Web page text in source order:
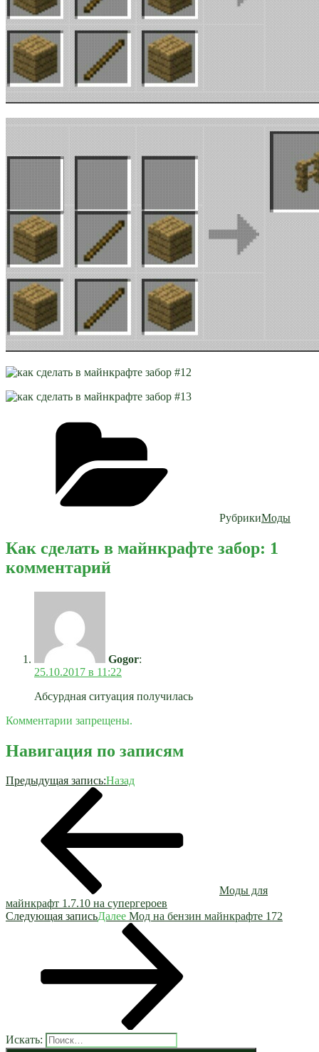
РубрикиМоды
Как сделать в майнкрафте забор: 1
комментарий
Gogor:
25.10.2017 в 11:22
Абсурдная ситуация получилась
Комментарии запрещены.
Навигация по записям
Предыдущая запись:Назад
Моды для
майнкрафт 1.7.10 на супергероев
Следующая записьДалее Мод на бензин майнкрафте 172
Искать: